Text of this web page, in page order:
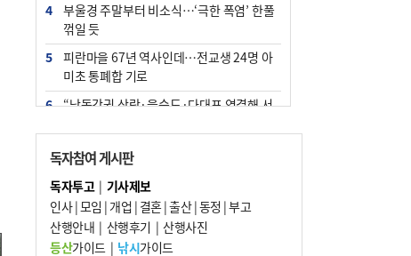
4
부울경 주말부터 비소식…‘극한 폭염’ 한풀
꺾일 듯
5
피란마을 67년 역사인데…전교생 24명 아
미초 통폐합 기로
6
“낙동강권 삼락·을숙도·다대포 연결해 서
7
오늘의 날씨- 2026년 8월 7일
8
[사설] 해수부 신청사 북항으로 확정, 해양
수도 도약의 전환점
9
외국인 선원 ‘인신매매 경유지’ 된 부산…
우려가 현실로
독자참여 게시판
독자투고| 기사제보
인사|모임 | 개업 | 결혼|출산|동정 |부고
산행안내 | 산행후기 | 산행사진
등산가이드| 낚시가이드